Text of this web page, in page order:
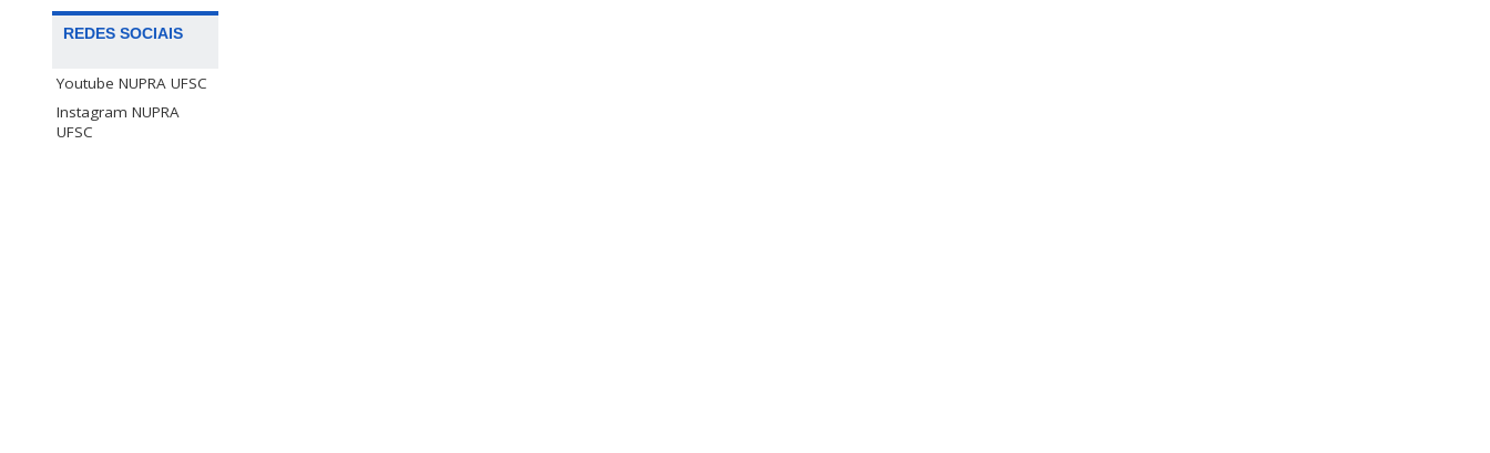
REDES SOCIAIS
Youtube NUPRA UFSC
Instagram NUPRA
UFSC